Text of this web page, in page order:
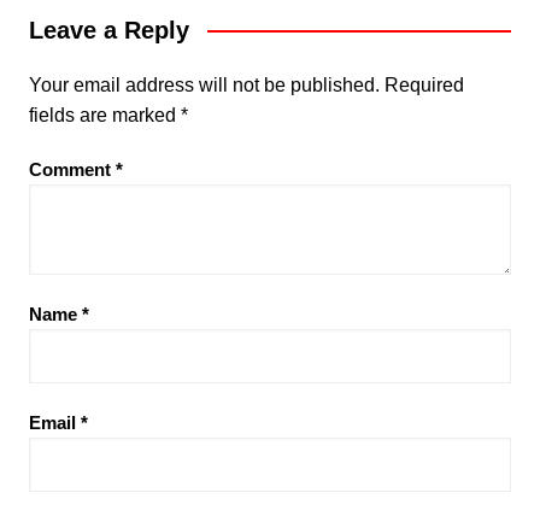
Leave a Reply
Your email address will not be published. Required
fields are marked *
Comment *
Name *
Email *